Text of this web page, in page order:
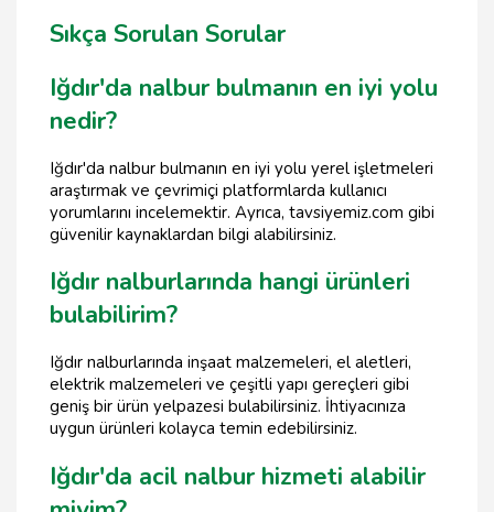
Sıkça Sorulan Sorular
Iğdır'da nalbur bulmanın en iyi yolu
nedir?
Iğdır'da nalbur bulmanın en iyi yolu yerel işletmeleri
araştırmak ve çevrimiçi platformlarda kullanıcı
yorumlarını incelemektir. Ayrıca, tavsiyemiz.com gibi
güvenilir kaynaklardan bilgi alabilirsiniz.
Iğdır nalburlarında hangi ürünleri
bulabilirim?
Iğdır nalburlarında inşaat malzemeleri, el aletleri,
elektrik malzemeleri ve çeşitli yapı gereçleri gibi
geniş bir ürün yelpazesi bulabilirsiniz. İhtiyacınıza
uygun ürünleri kolayca temin edebilirsiniz.
Iğdır'da acil nalbur hizmeti alabilir